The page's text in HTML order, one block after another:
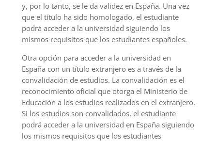
y, por lo tanto, se le da validez en España. Una vez
que el título ha sido homologado, el estudiante
podrá acceder a la universidad siguiendo los
mismos requisitos que los estudiantes españoles.
Otra opción para acceder a la universidad en
España con un título extranjero es a través de la
convalidación de estudios. La convalidación es el
reconocimiento oficial que otorga el Ministerio de
Educación a los estudios realizados en el extranjero.
Si los estudios son convalidados, el estudiante
podrá acceder a la universidad en España siguiendo
los mismos requisitos que los estudiantes